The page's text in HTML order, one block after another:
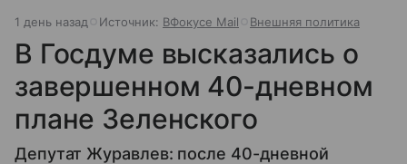
1 день назад Источник: ВФокусе Mail Внешняя политика
В Госдуме высказались о
завершенном 40-дневном
плане Зеленского
Депутат Журавлев: после 40-дневной